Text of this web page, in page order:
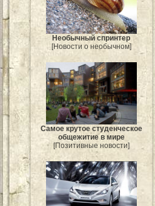
Необычный спринтер
[Новости о необычном]
Самое крутое студенческое
общежитие в мире
[Позитивные новости]